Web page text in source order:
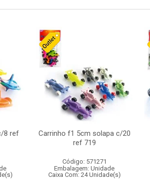
8 ref
Carrinho f1 5cm solapa c/20
ref 719
Código: 571271
Embalagem: Unidade
Caixa Com: 24 Unidade(s)